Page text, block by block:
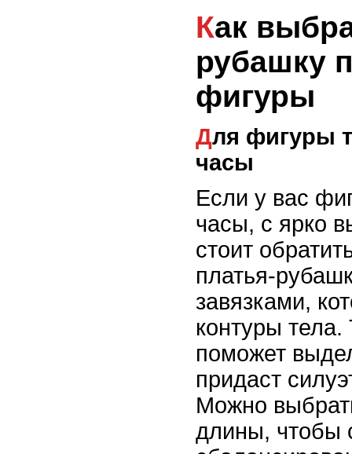
Как выбрать платье-
рубашку
фигуры
Для фигуры типа песочные
часы
Если у вас
часы, с ярко
стоит
платья-
завязками,
контуры
поможет
придаст
Можно
длины, чтобы